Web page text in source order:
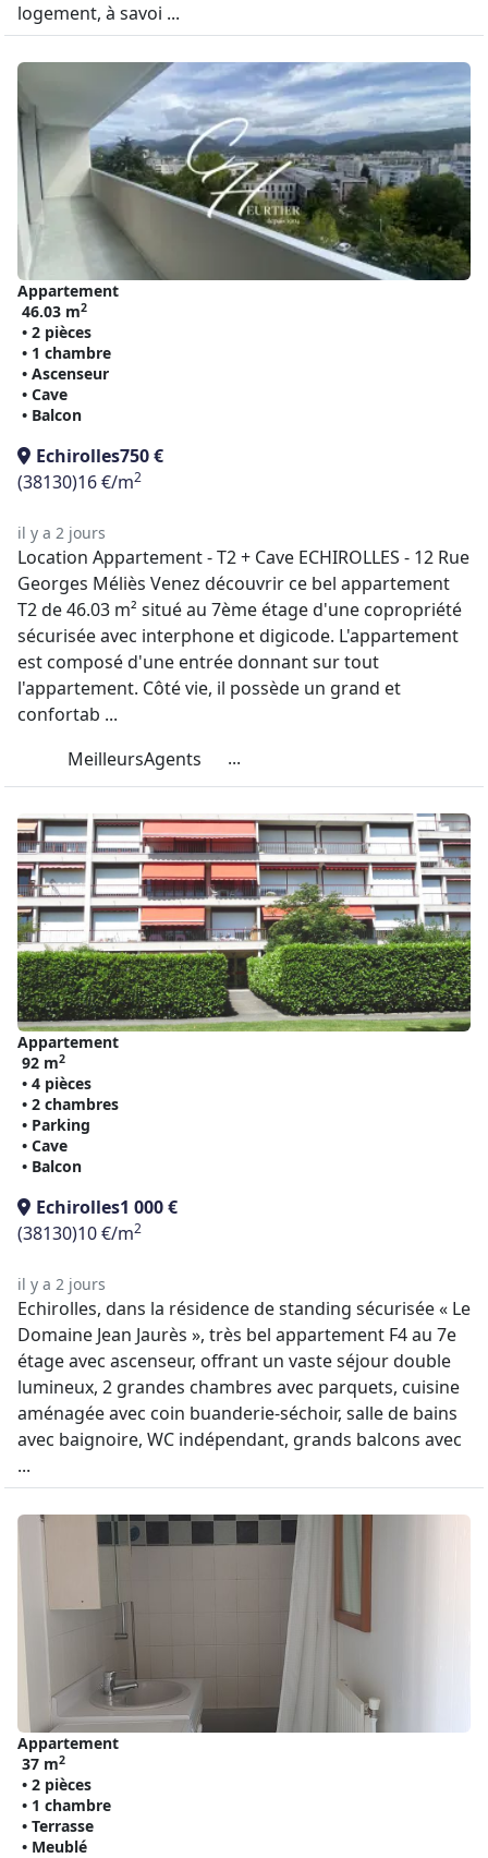
logement, à savoi ...
Appartement
46.03 m2
• 2 pièces
• 1 chambre
• Ascenseur
• Cave
• Balcon
Echirolles750 €
(38130)16 €/m2
il y a 2 jours
Location Appartement - T2 + Cave ECHIROLLES - 12 Rue
Georges Méliès Venez découvrir ce bel appartement
T2 de 46.03 m² situé au 7ème étage d'une copropriété
sécurisée avec interphone et digicode. L'appartement
est composé d'une entrée donnant sur tout
l'appartement. Côté vie, il possède un grand et
confortab ...
MeilleursAgents
...
Appartement
92 m2
• 4 pièces
• 2 chambres
• Parking
• Cave
• Balcon
Echirolles1 000 €
(38130)10 €/m2
il y a 2 jours
Echirolles, dans la résidence de standing sécurisée « Le
Domaine Jean Jaurès », très bel appartement F4 au 7e
étage avec ascenseur, offrant un vaste séjour double
lumineux, 2 grandes chambres avec parquets, cuisine
aménagée avec coin buanderie-séchoir, salle de bains
avec baignoire, WC indépendant, grands balcons avec
...
Appartement
37 m2
• 2 pièces
• 1 chambre
• Terrasse
• Meublé